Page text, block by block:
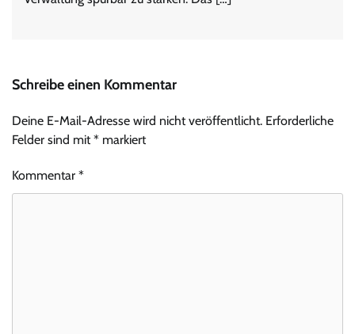
Schreibe einen Kommentar
Deine E-Mail-Adresse wird nicht veröffentlicht. Erforderliche
Felder sind mit* markiert
Kommentar *